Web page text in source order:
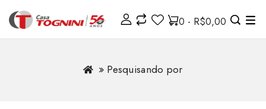
0 - R$0,00
Pesquisando por